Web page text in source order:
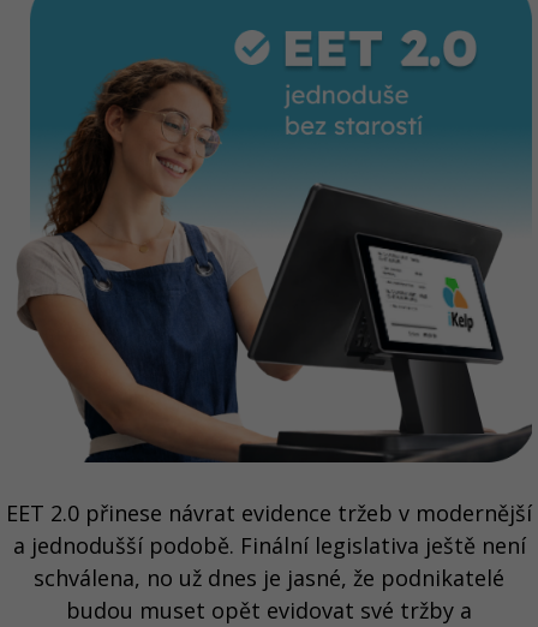
EET 2.0 přinese návrat evidence tržeb v modernější
a jednodušší podobě. Finální legislativa ještě není
schválena, no už dnes je jasné, že podnikatelé
budou muset opět evidovat své tržby a